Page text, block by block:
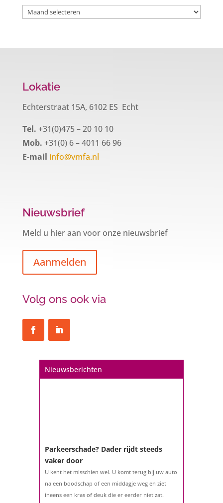
Archieven
Lokatie
Echterstraat 15A, 6102 ES Echt
Tel. +31(0)475 – 20 10 10
Mob. +31(0) 6 – 4011 66 96
E-mail info@vmfa.nl
Nieuwsbrief
Meld u hier aan voor onze nieuwsbrief
Aanmelden
Volg ons ook via
Nieuwsberichten
Parkeerschade? Dader rijdt steeds
vaker door
U kent het misschien wel. U komt terug bij uw auto
na een boodschap of een middagje weg en ziet
ineens een kras of deuk die er eerder niet zat.